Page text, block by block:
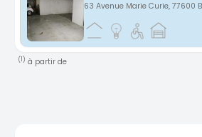
(1) à partir de